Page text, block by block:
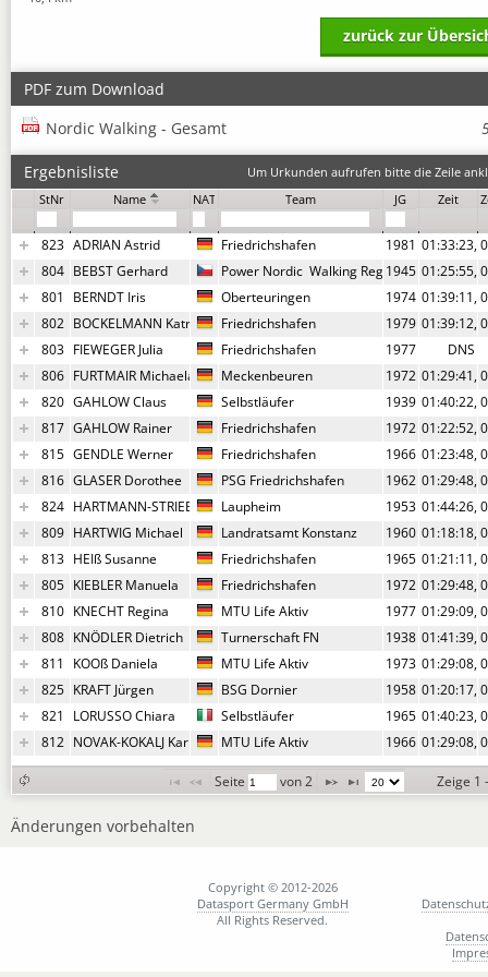
zurück zur
PDF zum Download
Nordic Walking - Gesamt
Ergebnisliste
Um Urkunden aufrufen bitte die Zeile
StNr
Name NAT Team JG Zeit
823 ADRIAN Astrid Friedrichshafen 1981 01:33:23,3
804 BEBST Gerhard Power Nordic  Walking Regensburg
1945 01:25:55,1
801
BERNDT Iris Oberteuringen 1974 01:39:11,2
802 BOCKELMANN Katrin Friedrichshafen 1979 01:39:12,1
803 FIEWEGER Julia Friedrichshafen 1977
DNS
806 FURTMAIR Michaela Meckenbeuren 1972 01:29:41,4
820 GAHLOW Claus Selbstläufer 1939 01:40:22,9
817 GAHLOW Rainer Friedrichshafen 1972 01:22:52,8
815 GENDLE Werner Friedrichshafen 1966 01:23:48,7
816 GLASER Dorothee PSG Friedrichshafen 1962 01:29:48,6
824 HARTMANN-STRIEBEL Antonie
Laupheim 1953 01:44:26,0
809 HARTWIG Michael Landratsamt Konstanz 1960 01:18:18,4
813 HEIß Susanne Friedrichshafen 1965 01:21:11,2
805 KIEBLER Manuela Friedrichshafen 1972 01:29:48,9
810 KNECHT Regina MTU Life Aktiv 1977 01:29:09,7
808 KNÖDLER Dietrich Turnerschaft FN 1938 01:41:39,9
811
KOOß Daniela MTU Life Aktiv 1973 01:29:08,7
825 KRAFT Jürgen BSG Dornier 1958 01:20:17,4
821
LORUSSO Chiara Selbstläufer 1965 01:40:23,0
812 NOVAK-KOKALJ Karmen MTU Life Aktiv 1966 01:29:08,9
Seite von 2 Zeige 1
Änderungen vorbehalten
Copyright © 2012-2026
Datasport Germany GmbH
All Rights Reserved.